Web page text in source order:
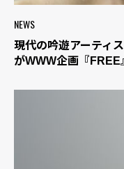
NEWS
現代の吟遊アーティ
がWWW企画『FREE